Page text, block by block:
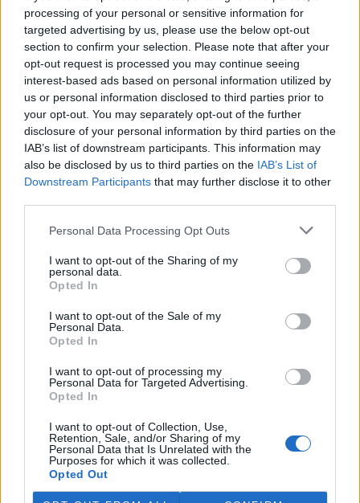
processing of your personal or sensitive information for
targeted advertising by us, please use the below opt-out
section to confirm your selection. Please note that after your
opt-out request is processed you may continue seeing
interest-based ads based on personal information utilized by
us or personal information disclosed to third parties prior to
your opt-out. You may separately opt-out of the further
disclosure of your personal information by third parties on the
IAB’s list of downstream participants. This information may
also be disclosed by us to third parties on the IAB’s List of
Downstream Participants that may further disclose it to other
Personal Data Processing Opt Outs
I want to opt-out of the Sharing of my
personal data.
Opted In
I want to opt-out of the Sale of my
Personal Data.
Opted In
I want to opt-out of processing my
Personal Data for Targeted Advertising.
Opted In
I want to opt-out of Collection, Use,
Retention, Sale, and/or Sharing of my
Personal Data that Is Unrelated with the
Purposes for which it was collected.
Opted Out
rodné hroudy. Po návratu z
exilu jeho ruce dojatě nabírají hrst úrodné prsti, nozdry sají vůni a
rty líbají zem. Stokerův Drákula je v Anglii fatálně odkázán na
bedny s hlínou rodných Karpat, což se mu nakonec stane
osudným. Scarlett, hrdinka románů a filmu Jih proti Severu,
nalezne východisko pohnutého života v půdě rodné Tary. Půda
nás zkrátka symbolicky ukotvuje, umožňuje nám pevně, téměř
jako bychom byli zakořenění, čelit pomíjivostem lidského života.
Půda je daná. V poslední době se ale ukazuje, že vše může být jinak
a ona jistota nám pod nohama nenápadně mizí.
Zahradníci vyšlechtili novou odolnou odrůdu meruněk.
Dostala jméno Sophinka
Ovocnáři z Mendelovy
odrůdu meruňky, která je
virové onemocnění meruněk v Evropě. Proces šlechtění nové
odrůdy podobného charakteru trvá i několik dekád. Další dva až tři
roky potrvá, než se nová odrůda dostane prostřednictvím školkařů
Mendelova univerzita.
26.3.2019 (Ekolist.cz)
Diskuse: 1
V souvislosti s vodou a lesem
poučky o tom, že les nasává